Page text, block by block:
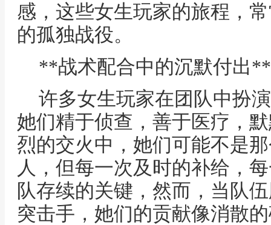
感，这些女生玩家的旅程，
的孤独战役。
**战术配合中的沉默付出**
许多女生玩家在团队中扮
她们精于侦查，善于医疗，
烈的交火中，她们可能不是
人，但每一次及时的补给，
队存续的关键，然而，当队
突击手，她们的贡献像消散